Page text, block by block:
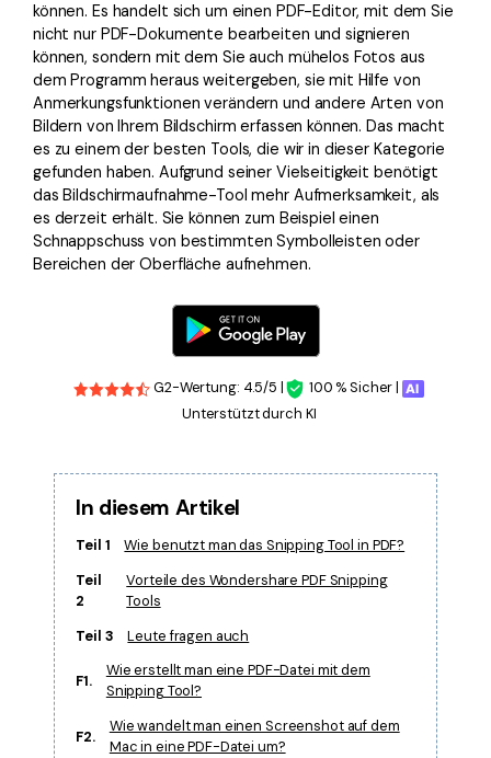
können. Es handelt sich um einen PDF-Editor, mit dem Sie
nicht nur PDF-Dokumente bearbeiten und signieren
können, sondern mit dem Sie auch mühelos Fotos aus
dem Programm heraus weitergeben, sie mit Hilfe von
Anmerkungsfunktionen verändern und andere Arten von
Bildern von Ihrem Bildschirm erfassen können. Das macht
es zu einem der besten Tools, die wir in dieser Kategorie
gefunden haben. Aufgrund seiner Vielseitigkeit benötigt
das Bildschirmaufnahme-Tool mehr Aufmerksamkeit, als
es derzeit erhält. Sie können zum Beispiel einen
Schnappschuss von bestimmten Symbolleisten oder
Bereichen der Oberfläche aufnehmen.
G2-Wertung: 4.5/5 |
100 % Sicher |
Unterstützt durch KI
In diesem Artikel
Teil 1
Wie benutzt man das Snipping Tool in PDF?
Teil
2
Vorteile des Wondershare PDF Snipping
Tools
Teil 3
Leute fragen auch
F1.
Wie erstellt man eine PDF-Datei mit dem
Snipping Tool?
F2.
Wie wandelt man einen Screenshot auf dem
Mac in eine PDF-Datei um?